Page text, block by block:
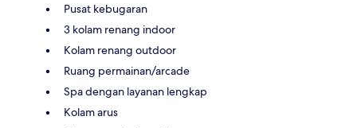
Pusat kebugaran
3 kolam renang indoor
Kolam renang outdoor
Ruang permainan/arcade
Spa dengan layanan lengkap
Kolam arus